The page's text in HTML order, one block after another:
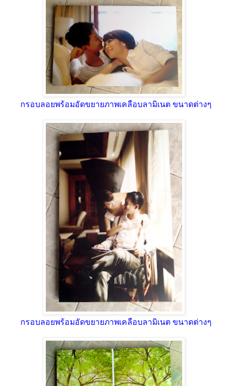
กรอบลอยพร้อมอัดขยายภาพเคลือบลามิเนต ขนาดต่างๆ
กรอบลอยพร้อมอัดขยายภาพเคลือบลามิเนต ขนาดต่างๆ